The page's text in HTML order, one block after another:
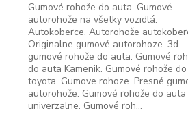
Gumové rohože do auta. Gumové
autorohože na všetky vozidlá.
Autokoberce. Autorohože
Originalne gumové autorohoze. 3d
gumové rohože do auta. Gumové
do auta Kamenik. Gumové rohože
toyota. Gumove rohoze. Presné
autorohože. Gumové rohože do auta
univerzalne. Gumové roh...